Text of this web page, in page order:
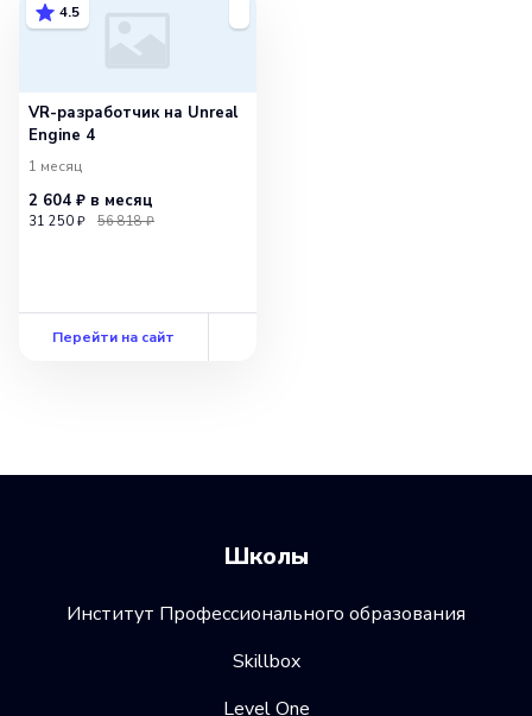
4.5
VR-разработчик на Unreal
Engine 4
1 месяц
2 604 ₽ в месяц
31 250 ₽ 56 818 ₽
Перейти на сайт
Школы
Институт Профессионального образования
Skillbox
Level One